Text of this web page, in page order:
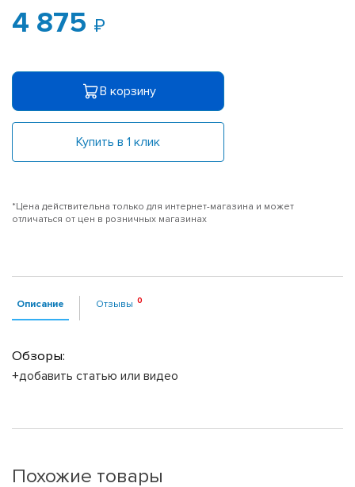
4 875
В корзину
Купить в 1 клик
*Цена действительна только для интернет-магазина и может
отличаться от цен в розничных магазинах
Описание Отзывы
Обзоры:
+добавить статью или видео
Похожие товары